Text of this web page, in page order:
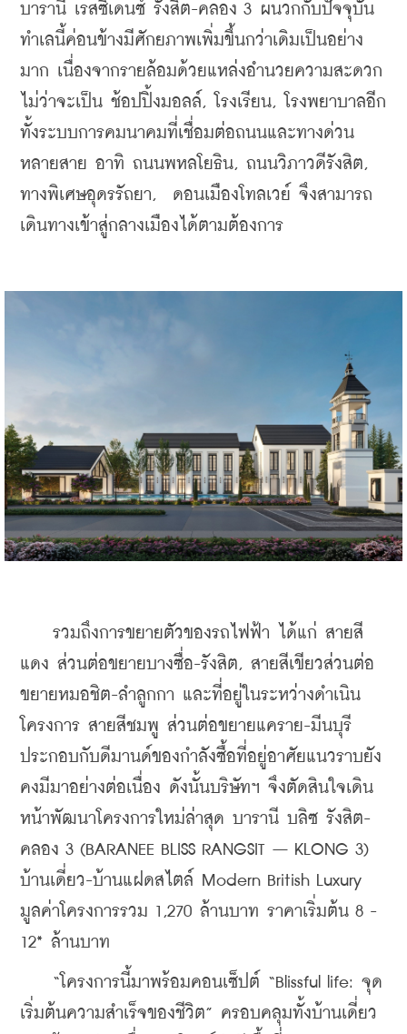
บารานี เรสซิเดนซ์ รังสิต-คลอง 3 ผนวกกับปัจจุบัน
ทำเลนี้ค่อนข้างมีศักยภาพเพิ่มขึ้นกว่าเดิมเป็นอย่าง
มาก เนื่องจากรายล้อมด้วยแหล่งอำนวยความสะดวก
ไม่ว่าจะเป็น ช้อปปิ้งมอลล์, โรงเรียน, โรงพยาบาลอีก
ทั้งระบบการคมนาคมที่เชื่อมต่อถนนและทางด่วน
หลายสาย อาทิ ถนนพหลโยธิน, ถนนวิภาวดีรังสิต,
ทางพิเศษอุดรรัถยา,  ดอนเมืองโทลเวย์ จึงสามารถ
เดินทางเข้าสู่กลางเมืองได้ตามต้องการ
รวมถึงการขยายตัวของรถไฟฟ้า ได้แก่ สายสี
แดง ส่วนต่อขยายบางซื่อ-รังสิต, สายสีเขียวส่วนต่อ
ขยายหมอชิต-ลำลูกกา และที่อยู่ในระหว่างดำเนิน
โครงการ สายสีชมพู ส่วนต่อขยายแคราย-มีนบุรี
ประกอบกับดีมานด์ของกำลังซื้อที่อยู่อาศัยแนวราบยัง
คงมีมาอย่างต่อเนื่อง ดังนั้นบริษัทฯ จึงตัดสินใจเดิน
หน้าพัฒนาโครงการใหม่ล่าสุด บารานี บลิซ รังสิต-
คลอง 3 (BARANEE BLISS RANGSIT – KLONG 3)
บ้านเดี่ยว-บ้านแฝดสไตล์ Modern British Luxury
มูลค่าโครงการรวม 1,270 ล้านบาท ราคาเริ่มต้น 8 -
12* ล้านบาท
“โครงการนี้มาพร้อมคอนเซ็ปต์ “Blissful life: จุด
เริ่มต้นความสำเร็จของชีวิต” ครอบคลุมทั้งบ้านเดี่ยว